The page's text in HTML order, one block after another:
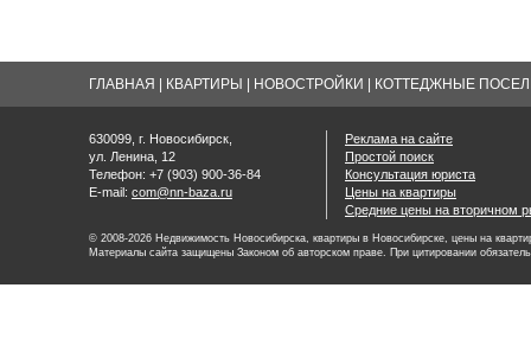
ГЛАВНАЯ КВАРТИРЫ НОВОСТРОЙКИ КОТТЕДЖНЫЕ
630099, г. Новосибирск,
ул. Ленина, 12
Телефон: +7 (903) 900-36-84
E-mail: com@nn-baza.ru
Реклама на сайте
Простой поиск
Консультация юриста
Цены на квартиры
Средние цены на вторичном
© 2008-2026 Недвижимость Новосибирска, квартиры в Новосибирске, цены на
Материалы сайта защищены Законом об авторском праве. При цитировании